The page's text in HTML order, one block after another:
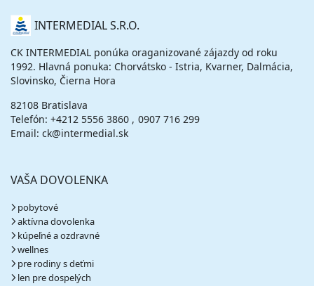
O
NÁS INTERMEDIAL S.R.O.
CK INTERMEDIAL ponúka oraganizované zájazdy od roku
1992. Hlavná ponuka: Chorvátsko - Istria, Kvarner, Dalmácia,
Slovinsko, Čierna Hora
82108 Bratislava
Telefón: +4212 5556 3860
0907 716 299
Email: ck@intermedial.sk
VAŠA DOVOLENKA
pobytové
aktívna dovolenka
kúpeľné a ozdravné
wellnes
pre rodiny s deťmi
len pre dospelých